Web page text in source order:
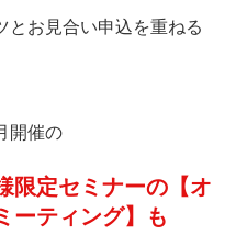
とお見合い申込を重ねる
開催の
限定セミナーの【オ
ーティング】も